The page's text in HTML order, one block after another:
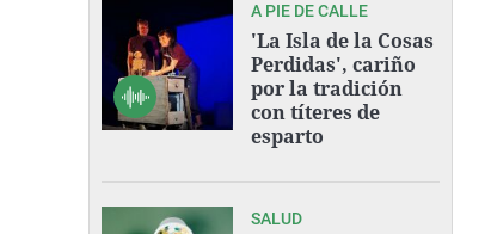
A PIE DE CALLE
'La Isla de la Cosas
Perdidas', cariño
por la tradición
con títeres de
esparto
SALUD